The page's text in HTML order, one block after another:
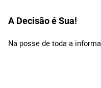
A Decisão é Sua!
Na posse de toda a